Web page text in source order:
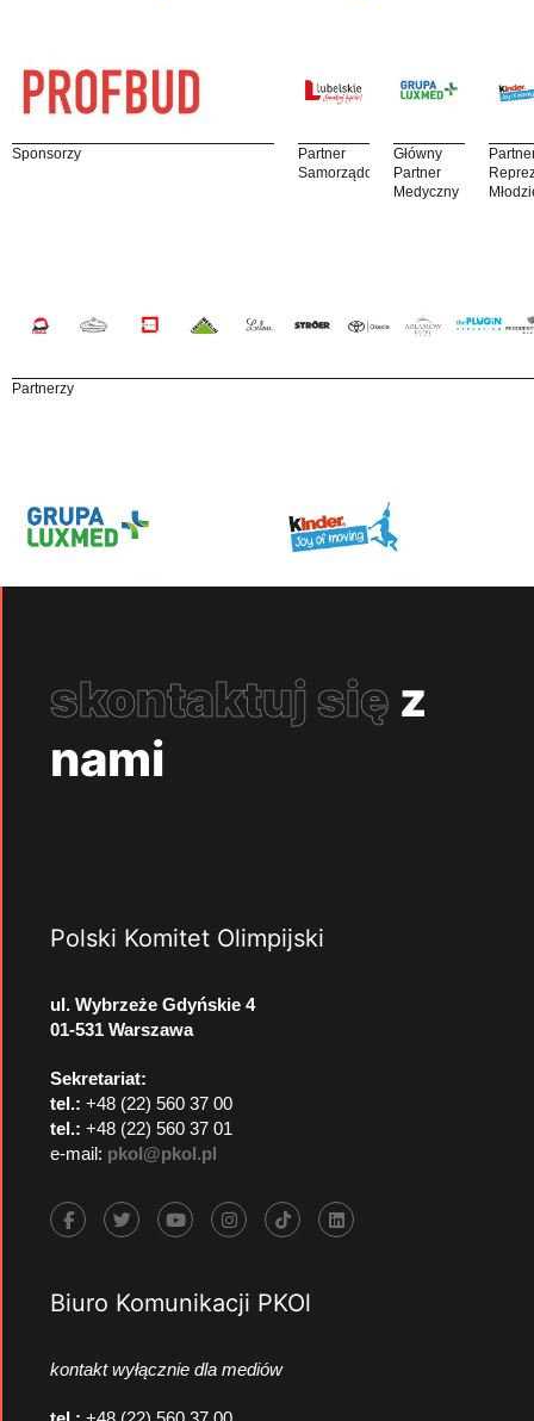
Sponsorzy
Partner
Samorządowy
Główny
Partner
Medyczny
Partnerzy
skontaktuj się z
nami
Polski Komitet Olimpijski
ul. Wybrzeże Gdyńskie 4
01-531 Warszawa
Sekretariat:
tel.: +48 (22) 560 37 00
tel.: +48 (22) 560 37 01
e-mail: pkol@pkol.pl
Biuro Komunikacji PKOl
kontakt wyłącznie dla mediów